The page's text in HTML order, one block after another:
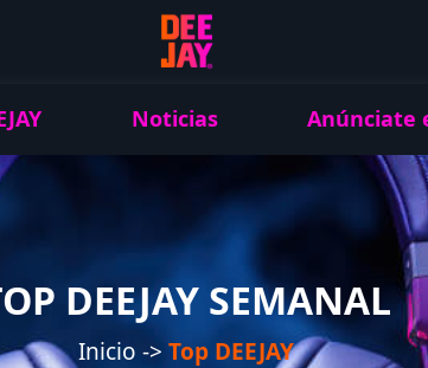
Noticias Anúnciate
DEEJAY SEMANAL
Inicio -> Top DEEJAY